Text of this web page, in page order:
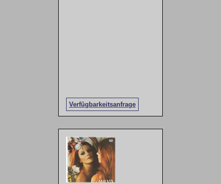
Verfügbarkeitsanfrage